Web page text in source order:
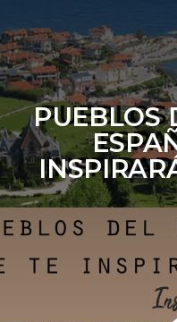
PUEBLOS